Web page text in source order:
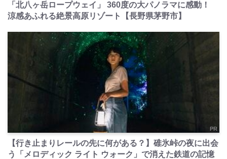
「北八ヶ岳ロープウェイ」 360度の大パノラマに感動！
涼感あふれる絶景高原リゾート【長野県茅野市】
PR
【行き止まりレールの先に何がある？】碓氷峠の夜に出会
う「メロディック ライト ウォーク」で消えた鉄道の記憶